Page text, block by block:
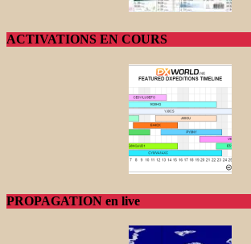
ACTIVATIONS EN COURS
PROPAGATION en live